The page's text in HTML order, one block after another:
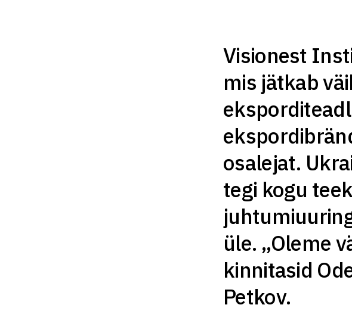
Visionest
mis jätkab
osalejat.
tegi kogu
üle. „Oleme
kinnitasid
Petkov.